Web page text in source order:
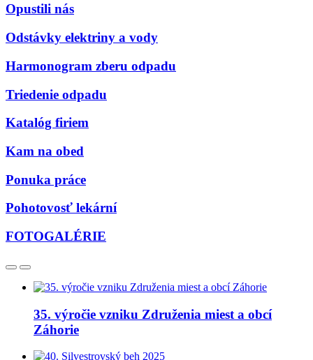
Opustili nás
Odstávky elektriny a vody
Harmonogram zberu odpadu
Triedenie odpadu
Katalóg firiem
Kam na obed
Ponuka práce
Pohotovosť lekární
FOTOGALÉRIE
35. výročie vzniku Združenia miest a obcí
Záhorie